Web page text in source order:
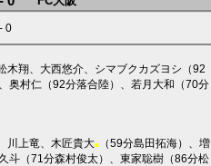
0
木翔 大西悠介 シマブクカズヨシ （92
奥村仁 （92分落合陸）、 若月大和 （70分
川上竜 木匠貴大■ （59分島田拓海）、 増
斗 （71分森村俊太）、 東家聡樹 （86分松